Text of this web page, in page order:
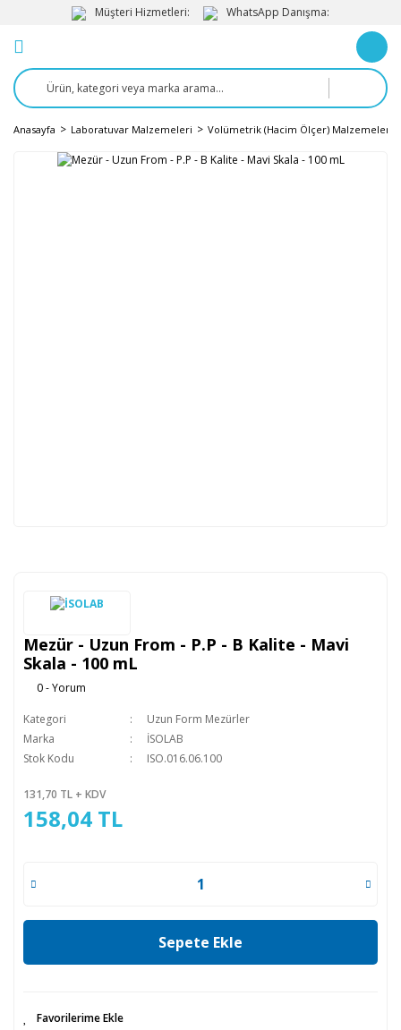
Müşteri Hizmetleri: WhatsApp Danışma:
Anasayfa Laboratuvar Malzemeleri Volümetrik (Hacim Ölçer) Malzemeler
Mezür - Uzun From - P.P - B Kalite - Mavi
Skala - 100 mL
0 - Yorum
Kategori
Uzun Form Mezürler
Marka
İSOLAB
Stok Kodu
ISO.016.06.100
131,70 TL + KDV
158,04 TL
Sepete Ekle